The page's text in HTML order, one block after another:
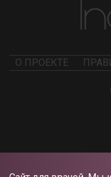
О ПРОЕКТЕ